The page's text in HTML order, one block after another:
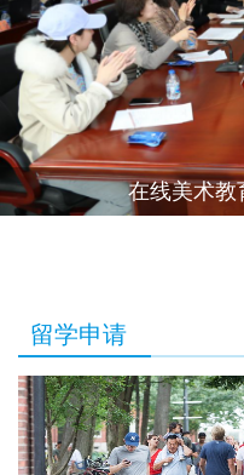
在线美术教
留学申请